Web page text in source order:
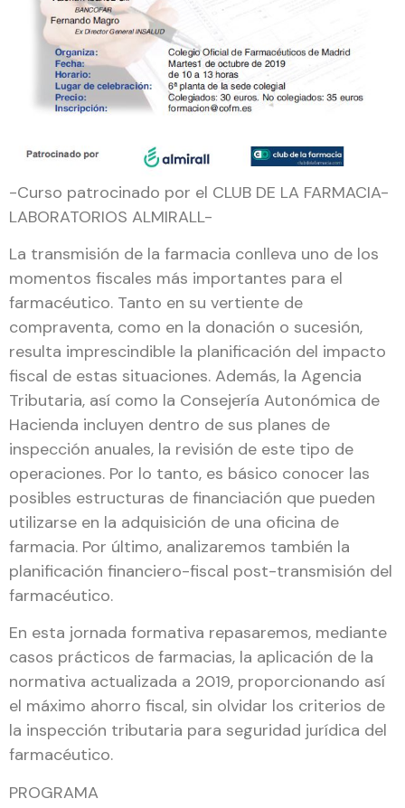
-Curso patrocinado por el CLUB DE LA FARMACIA-
LABORATORIOS ALMIRALL-
La transmisión de la farmacia conlleva uno de los
momentos fiscales más importantes para el
farmacéutico. Tanto en su vertiente de
compraventa, como en la donación o sucesión,
resulta imprescindible la planificación del impacto
fiscal de estas situaciones. Además, la Agencia
Tributaria, así como la Consejería Autonómica de
Hacienda incluyen dentro de sus planes de
inspección anuales, la revisión de este tipo de
operaciones. Por lo tanto, es básico conocer las
posibles estructuras de financiación que pueden
utilizarse en la adquisición de una oficina de
farmacia. Por último, analizaremos también la
planificación financiero-fiscal post-transmisión del
farmacéutico.
En esta jornada formativa repasaremos, mediante
casos prácticos de farmacias, la aplicación de la
normativa actualizada a 2019, proporcionando así
el máximo ahorro fiscal, sin olvidar los criterios de
la inspección tributaria para seguridad jurídica del
farmacéutico.
PROGRAMA